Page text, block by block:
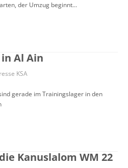
der Umzug beginnt...
Al Ain
KSA
gerade im Trainingslager in den
Kanuslalom WM 22